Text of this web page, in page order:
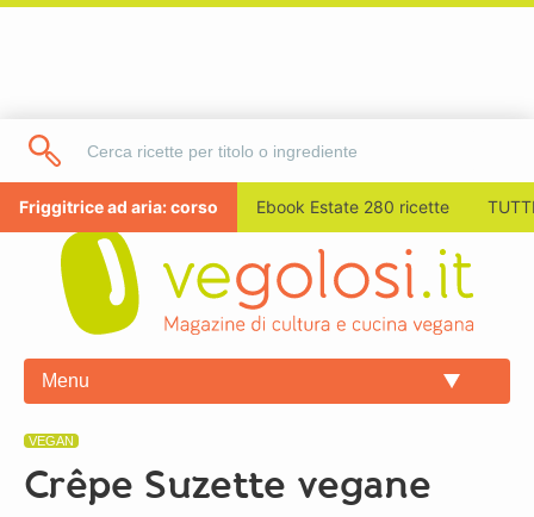
Friggitrice ad aria: corso Ebook Estate 280 ricette
Menu
VEGAN
Crêpe Suzette vegane